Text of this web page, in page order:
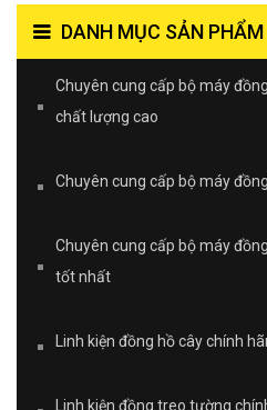
DANH MỤC SẢN PHẨM
Chuyên cung cấp bộ máy
chất lượng cao
Chuyên cung cấp bộ máy
Chuyên cung cấp bộ máy
tốt nhất
Linh kiện đồng hồ cây chính
Linh kiện đồng treo tường